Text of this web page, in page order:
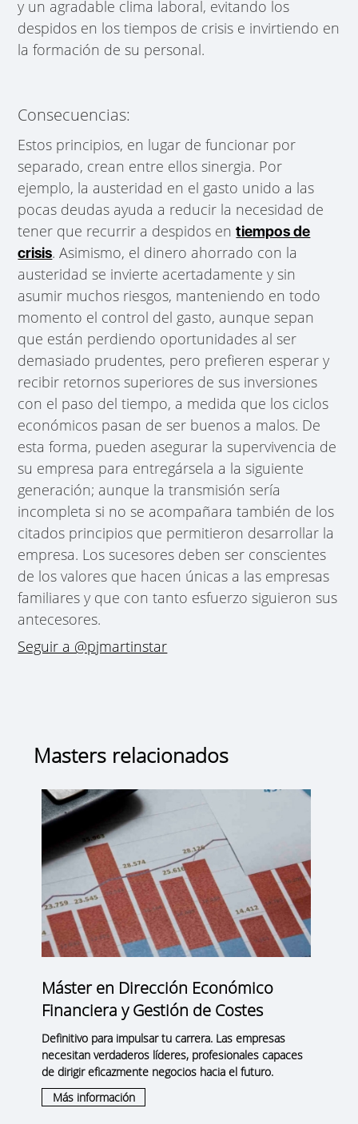
y un agradable clima laboral, evitando los
despidos en los tiempos de crisis e invirtiendo en
la formación de su personal.
Consecuencias:
Estos principios, en lugar de funcionar por
separado, crean entre ellos sinergia. Por
ejemplo, la austeridad en el gasto unido a las
pocas deudas ayuda a reducir la necesidad de
tener que recurrir a despidos entiempos de
crisis. Asimismo, el dinero ahorrado con la
austeridad se invierte acertadamente y sin
asumir muchos riesgos, manteniendo en todo
momento el control del gasto, aunque sepan
que están perdiendo oportunidades al ser
demasiado prudentes, pero prefieren esperar y
recibir retornos superiores de sus inversiones
con el paso del tiempo, a medida que los ciclos
económicos pasan de ser buenos a malos. De
esta forma, pueden asegurar la supervivencia de
su empresa para entregársela a la siguiente
generación; aunque la transmisión sería
incompleta si no se acompañara también de los
citados principios que permitieron desarrollar la
empresa. Los sucesores deben ser conscientes
de los valores que hacen únicas a las empresas
familiares y que con tanto esfuerzo siguieron sus
antecesores.
Seguir a @pjmartinstar
Masters relacionados
Máster en Dirección Económico
Financiera y Gestión de Costes
Definitivo para impulsar tu carrera. Las empresas
necesitan verdaderos líderes, profesionales capaces
de dirigir eficazmente negocios hacia el futuro.
Más información